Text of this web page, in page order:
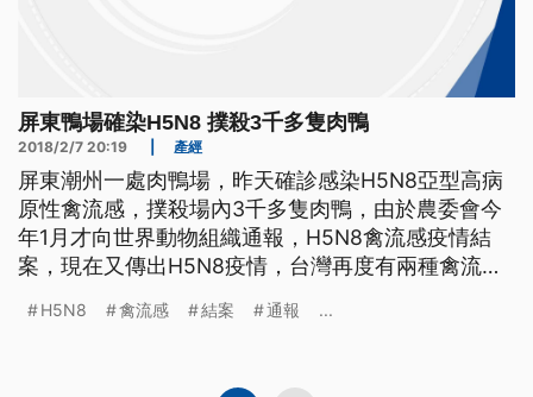
屏東鴨場確染H5N8 撲殺3千多隻肉鴨
2018/2/7 20:19 產經
屏東潮州一處肉鴨場，昨天確診感染H5N8亞型高病
原性禽流感，撲殺場內3千多隻肉鴨，由於農委會今
年1月才向世界動物組織通報，H5N8禽流感疫情結
案，現在又傳出H5N8疫情，台灣再度有兩種禽流感
處肉鴨場，現場撲殺3136隻肉鴨，同時進行場內環
H5N8 禽流感 結案 通報 ...